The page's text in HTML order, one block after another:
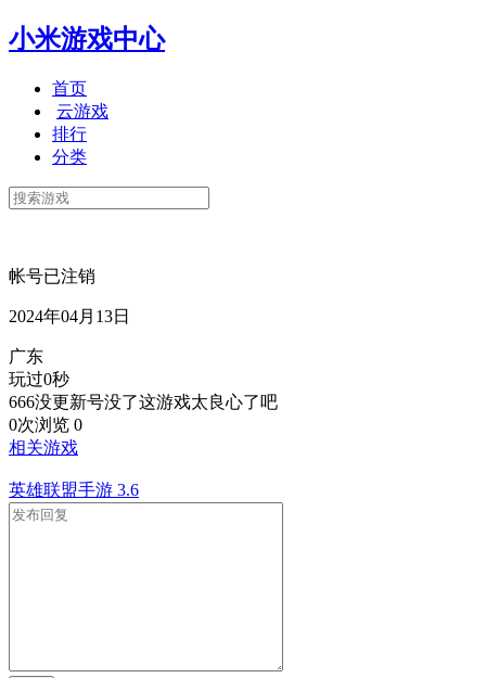
小米游戏中心
首页
云游戏
排行
分类
帐号已注销
2024年04月13日
广东
玩过0秒
666没更新号没了这游戏太良心了吧
0次浏览 0
相关游戏
英雄联盟手游 3.6